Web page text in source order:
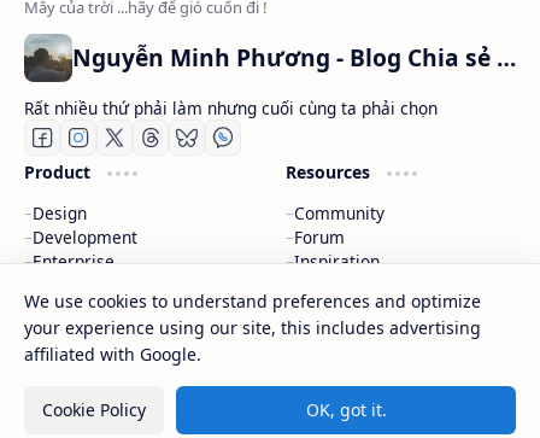
Nguyễn Minh Phương - Blog Chia sẻ Kiến thức Chứng khoán & Tài liệu Toán học
Rất nhiều thứ phải làm nhưng cuối cùng ta phải chọn
Product
Design
Development
Enterprise
Resources
Community
Forum
Inspiration
Support
Documentation
Company
About
Contact
Sitemap
We use cookies to understand preferences and optimize
your experience using our site, this includes advertising
affiliated with Google.
Cookie Policy OK, got it.